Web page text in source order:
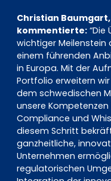
Christian Baumgart,
kommentierte: “Die
wichtiger Meilenstein
einem führenden
in Europa. Mit der
Portfolio erweitern
dem schwedischen
unsere Kompetenzen
Compliance und
diesem Schritt
ganzheitliche,
Unternehmen
regulatorischen